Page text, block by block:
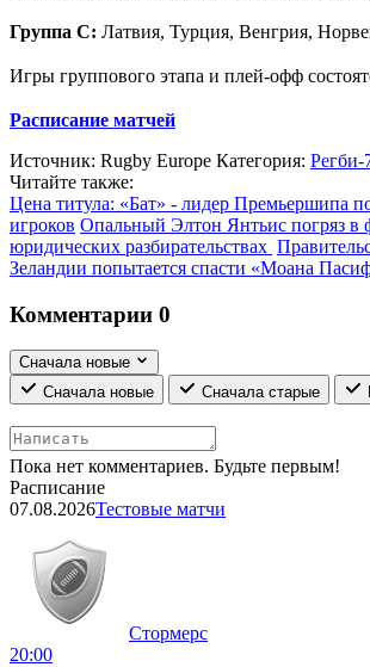
Группа С: Латвия, Турция, Венгрия,
Игры группового этапа и плей-офф
Расписание матчей
Источник: Rugby Europe Категория: Регби-
Читайте также:
Цена титула: «Бат» - лидер Премьершипа
игроков Опальный Элтон Янтьис погряз в
юридических разбирательствах
Зеландии попытается спасти «Моана
Комментарии 0
Сначала новые
Сначала новые
Сначала старые
Пока нет комментариев. Будьте первым!
Расписание
07.08.2026Тестовые матчи
Стормерс
20:00